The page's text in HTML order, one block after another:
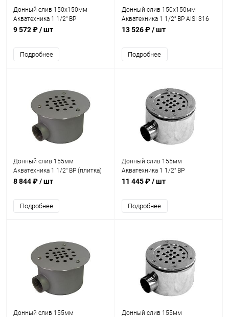
Донный слив 150х150мм
Акватехника 1 1/2" ВР
(универсал) (AT04.05)
9 572 ₽/ шт
Подробнее
Донный слив 150х150мм
Акватехника 1 1/2" ВР AISI 316
(универсал) (AT04.05M)
13 526 ₽/ шт
Подробнее
Донный слив 155мм
Акватехника 1 1/2" ВР (плитка)
(AT04.09)
8 844 ₽/ шт
Подробнее
Донный слив 155мм
Акватехника 1 1/2" ВР
(универсал) (AT04.01)
11 445 ₽/ шт
Подробнее
Донный слив 155мм
Донный слив 155мм